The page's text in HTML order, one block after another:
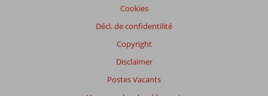
Cookies
Décl. de confidentilité
Copyright
Disclaimer
Postes Vacants